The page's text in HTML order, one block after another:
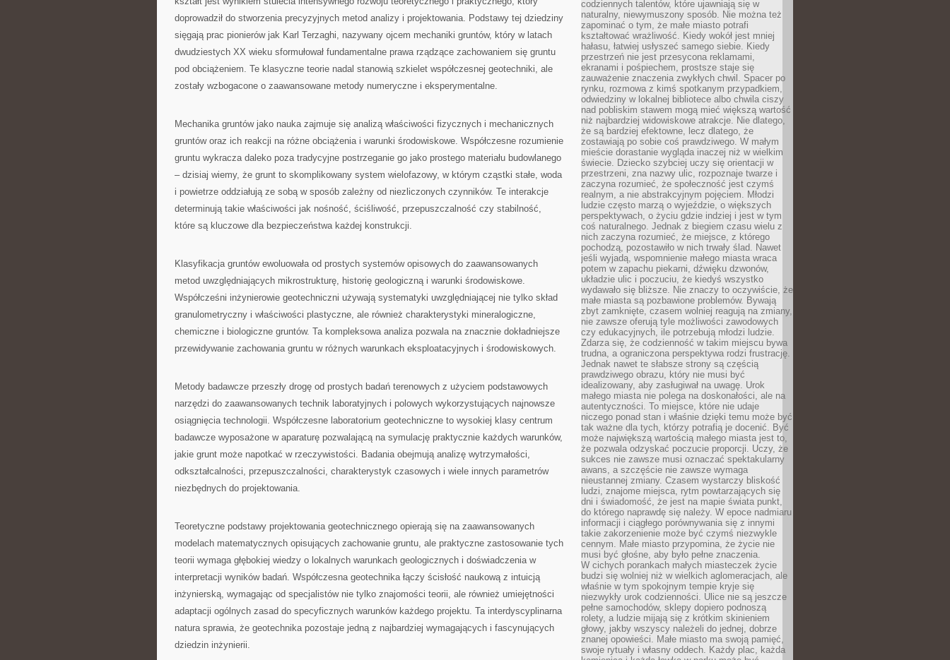
doprowadził do stworzenia precyzyjnych metod analizy i projektowania. Podstawy tej dziedziny
sięgają prac pionierów jak Karl Terzaghi, nazywany ojcem mechaniki gruntów, który w latach
dwudziestych XX wieku sformułował fundamentalne prawa rządzące zachowaniem się gruntu
pod obciążeniem. Te klasyczne teorie nadal stanowią szkielet współczesnej geotechniki, ale
zostały wzbogacone o zaawansowane metody numeryczne i eksperymentalne.
Mechanika gruntów jako nauka zajmuje się analizą właściwości fizycznych i mechanicznych
gruntów oraz ich reakcji na różne obciążenia i warunki środowiskowe. Współczesne rozumienie
gruntu wykracza daleko poza tradycyjne postrzeganie go jako prostego materiału budowlanego
– dzisiaj wiemy, że grunt to skomplikowany system wielofazowy, w którym cząstki stałe, woda
i powietrze oddziałują ze sobą w sposób zależny od niezliczonych czynników. Te interakcje
determinują takie właściwości jak nośność, ściśliwość, przepuszczalność czy stabilność,
które są kluczowe dla bezpieczeństwa każdej konstrukcji.
Klasyfikacja gruntów ewoluowała od prostych systemów opisowych do zaawansowanych
metod uwzględniających mikrostrukturę, historię geologiczną i warunki środowiskowe.
Współcześni inżynierowie geotechniczni używają systematyki uwzględniającej nie tylko skład
granulometryczny i właściwości plastyczne, ale również charakterystyki mineralogiczne,
chemiczne i biologiczne gruntów. Ta kompleksowa analiza pozwala na znacznie dokładniejsze
przewidywanie zachowania gruntu w różnych warunkach eksploatacyjnych i środowiskowych.
Metody badawcze przeszły drogę od prostych badań terenowych z użyciem podstawowych
narzędzi do zaawansowanych technik laboratyjnych i polowych wykorzystujących najnowsze
osiągnięcia technologii. Współczesne laboratorium geotechniczne to wysokiej klasy centrum
badawcze wyposażone w aparaturę pozwalającą na symulację praktycznie każdych warunków,
jakie grunt może napotkać w rzeczywistości. Badania obejmują analizę wytrzymałości,
odkształcalności, przepuszczalności, charakterystyk czasowych i wiele innych parametrów
niezbędnych do projektowania.
Teoretyczne podstawy projektowania geotechnicznego opierają się na zaawansowanych
modelach matematycznych opisujących zachowanie gruntu, ale praktyczne zastosowanie tych
teorii wymaga głębokiej wiedzy o lokalnych warunkach geologicznych i doświadczenia w
interpretacji wyników badań. Współczesna geotechnika łączy ścisłość naukową z intuicją
inżynierską, wymagając od specjalistów nie tylko znajomości teorii, ale również umiejętności
adaptacji ogólnych zasad do specyficznych warunków każdego projektu. Ta interdyscyplinarna
natura sprawia, że geotechnika pozostaje jedną z najbardziej wymagających i fascynujących
dziedzin inżynierii.
codziennych talentów, które ujawniają się w
naturalny, niewymuszony sposób. Nie można też
zapominać o tym, że małe miasto potrafi
kształtować wrażliwość. Kiedy wokół jest mniej
hałasu, łatwiej usłyszeć samego siebie. Kiedy
przestrzeń nie jest przesycona reklamami,
ekranami i pośpiechem, prostsze staje się
zauważenie znaczenia zwykłych chwil. Spacer po
rynku, rozmowa z kimś spotkanym przypadkiem,
odwiedziny w lokalnej bibliotece albo chwila ciszy
nad pobliskim stawem mogą mieć większą wartość
niż najbardziej widowiskowe atrakcje. Nie dlatego,
że są bardziej efektowne, lecz dlatego, że
zostawiają po sobie coś prawdziwego. W małym
mieście dorastanie wygląda inaczej niż w wielkim
świecie. Dziecko szybciej uczy się orientacji w
przestrzeni, zna nazwy ulic, rozpoznaje twarze i
zaczyna rozumieć, że społeczność jest czymś
realnym, a nie abstrakcyjnym pojęciem. Młodzi
ludzie często marzą o wyjeździe, o większych
perspektywach, o życiu gdzie indziej i jest w tym
coś naturalnego. Jednak z biegiem czasu wielu z
nich zaczyna rozumieć, że miejsce, z którego
pochodzą, pozostawiło w nich trwały ślad. Nawet
jeśli wyjadą, wspomnienie małego miasta wraca
potem w zapachu piekarni, dźwięku dzwonów,
układzie ulic i poczuciu, że kiedyś wszystko
wydawało się bliższe. Nie znaczy to oczywiście, że
małe miasta są pozbawione problemów. Bywają
zbyt zamknięte, czasem wolniej reagują na zmiany,
nie zawsze oferują tyle możliwości zawodowych
czy edukacyjnych, ile potrzebują młodzi ludzie.
Zdarza się, że codzienność w takim miejscu bywa
trudna, a ograniczona perspektywa rodzi frustrację.
Jednak nawet te słabsze strony są częścią
prawdziwego obrazu, który nie musi być
idealizowany, aby zasługiwał na uwagę. Urok
małego miasta nie polega na doskonałości, ale na
autentyczności. To miejsce, które nie udaje
niczego ponad stan i właśnie dzięki temu może być
tak ważne dla tych, którzy potrafią je docenić. Być
może największą wartością małego miasta jest to,
że pozwala odzyskać poczucie proporcji. Uczy, że
sukces nie zawsze musi oznaczać spektakularny
awans, a szczęście nie zawsze wymaga
nieustannej zmiany. Czasem wystarczy bliskość
ludzi, znajome miejsca, rytm powtarzających się
dni i świadomość, że jest na mapie świata punkt,
do którego naprawdę się należy. W epoce nadmiaru
informacji i ciągłego porównywania się z innymi
takie zakorzenienie może być czymś niezwykle
cennym. Małe miasto przypomina, że życie nie
musi być głośne, aby było pełne znaczenia.
W cichych porankach małych miasteczek życie
budzi się wolniej niż w wielkich aglomeracjach, ale
właśnie w tym spokojnym tempie kryje się
niezwykły urok codzienności. Ulice nie są jeszcze
pełne samochodów, sklepy dopiero podnoszą
rolety, a ludzie mijają się z krótkim skinieniem
głowy, jakby wszyscy należeli do jednej, dobrze
znanej opowieści. Małe miasto ma swoją pamięć,
swoje rytuały i własny oddech. Każdy plac, każda